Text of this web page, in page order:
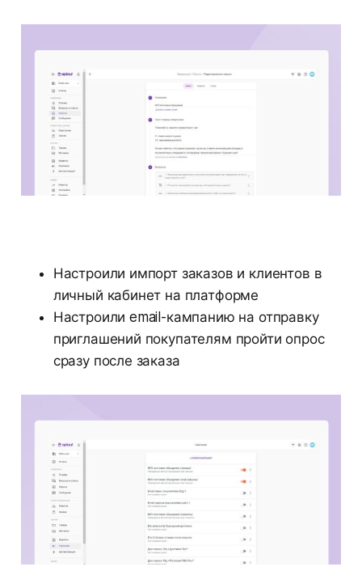
Настроили импорт заказов и клиентов в
личный кабинет на платформе
Настроили email-кампанию на отправку
приглашений покупателям пройти опрос
сразу после заказа